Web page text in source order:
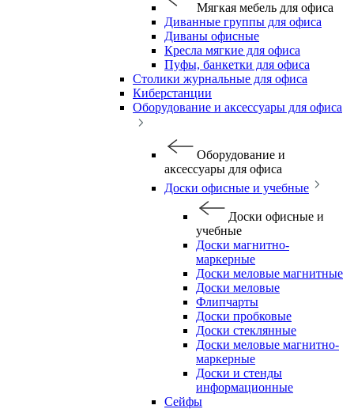
Мягкая мебель для офиса
Диванные группы для офиса
Диваны офисные
Кресла мягкие для офиса
Пуфы, банкетки для офиса
Столики журнальные для офиса
Киберстанции
Оборудование и аксессуары для офиса
Оборудование и
аксессуары для офиса
Доски офисные и учебные
Доски офисные и
учебные
Доски магнитно-
маркерные
Доски меловые магнитные
Доски меловые
Флипчарты
Доски пробковые
Доски стеклянные
Доски меловые магнитно-
маркерные
Доски и стенды
информационные
Сейфы